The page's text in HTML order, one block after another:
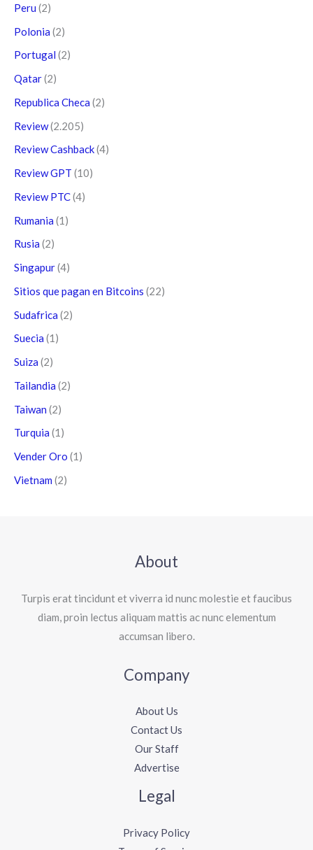
Peru (2)
Polonia (2)
Portugal (2)
Qatar(2)
Republica Checa (2)
Review(2.205)
Review Cashback(4)
Review GPT (10)
Review PTC(4)
Rumania (1)
Rusia (2)
Singapur(4)
Sitios que pagan en Bitcoins (22)
Sudafrica (2)
Suecia (1)
Suiza (2)
Tailandia (2)
Taiwan (2)
Turquia (1)
Vender Oro (1)
Vietnam (2)
About
Turpis erat tincidunt et viverra id nunc molestie et faucibus
diam, proin lectus aliquam mattis ac nunc elementum
accumsan libero.
Company
About Us
Contact Us
Our Staff
Advertise
Legal
Privacy Policy